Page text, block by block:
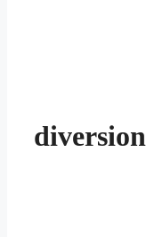
diversion